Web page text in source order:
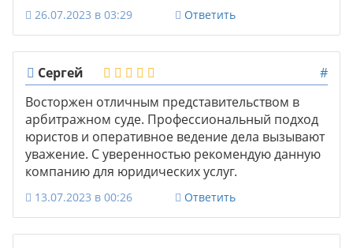
26.07.2023 в 03:29 Ответить
Сергей
#
Восторжен отличным представительством в
арбитражном суде. Профессиональный подход
юристов и оперативное ведение дела вызывают
уважение. С уверенностью рекомендую данную
компанию для юридических услуг.
13.07.2023 в 00:26 Ответить